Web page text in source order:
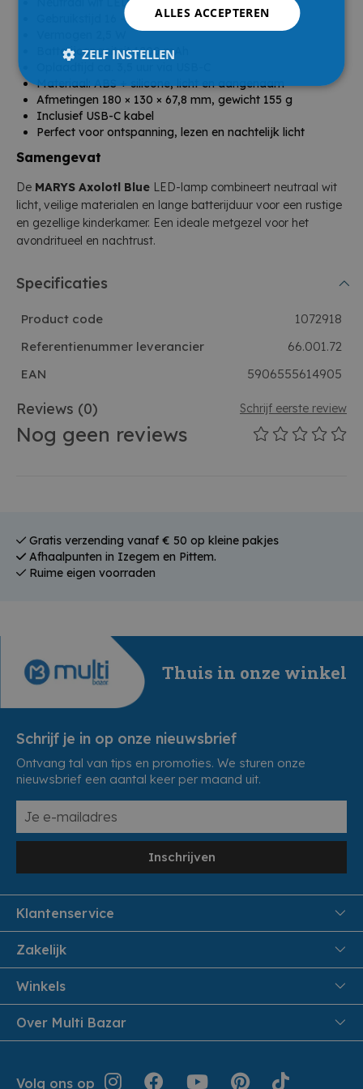
Gebruikstijd 16 - 56 uur
Batterijcapaciteit 1200 mAh
Materiaal: ABS + silicone, licht en aangenaam
Afmetingen 180 × 130 × 67,8 mm, gewicht 155 g
Inclusief USB-C kabel
Perfect voor ontspanning, lezen en nachtelijk licht
Samengevat
De MARYS Axolotl Blue LED-lamp combineert neutraal wit
licht, veilige materialen en lange batterijduur voor een rustige
en gezellige kinderkamer. Een ideale metgezel voor het
avondritueel en nachtrust.
Specificaties
Product code
1072918
Referentienummer leverancier
66.001.72
EAN
5906555614905
Reviews (0) Schrijf eerste review
Nog geen reviews
Gratis verzending vanaf € 50 op kleine pakjes
Afhaalpunten in Izegem en Pittem.
Ruime eigen voorraden
Thuis in onze winkel
Schrijf je in op onze nieuwsbrief
Ontvang tal van tips en promoties. We sturen onze
nieuwsbrief een aantal keer per maand uit.
Inschrijven
Klantenservice
FAQ
Veiligheid en Privacy
Leveren aan huis
Jouw bestelling
Zakelijk
Samenwoonactie
B2B
Winkels
Pittem
Izegem
Over Multi Bazar
Over Multi Bazar
Inspiratie
Volg ons op
ALLES ACCEPTEREN
ZELF INSTELLEN